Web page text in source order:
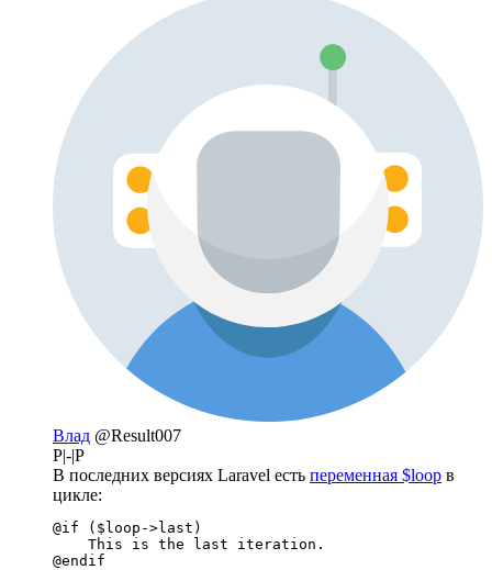
Влад @Result007
P|-|P
В последних версиях Laravel есть переменная $loop в
цикле:
@if ($loop->last)
    This is the last iteration.
@endif